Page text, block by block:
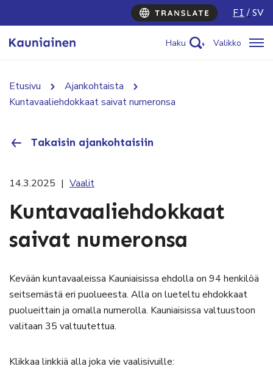
FI SV
Haku Valikko
Etusivu
Ajankohtaista
Kuntavaaliehdokkaat saivat numeronsa
Takaisin ajankohtaisiin
14.3.2025 | Vaalit
Kuntavaaliehdokkaat
saivat numeronsa
Kevään kuntavaaleissa Kauniaisissa ehdolla on 94 henkilöä
seitsemästä eri puolueesta. Alla on lueteltu ehdokkaat
puolueittain ja omalla numerolla. Kauniaisissa valtuustoon
valitaan 35 valtuutettua.
Klikkaa linkkiä alla joka vie vaalisivuille: